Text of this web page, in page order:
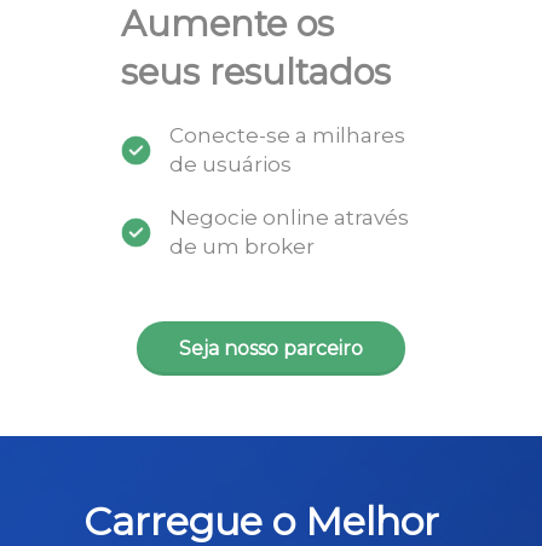
Aumente os
seus resultados
Conecte-se a milhares
de usuários
Negocie online através
de um broker
Seja nosso parceiro
Carregue o Melhor